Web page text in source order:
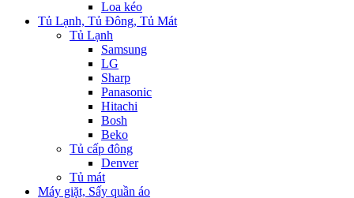
Loa kéo
Tủ Lạnh, Tủ Đông, Tủ Mát
Tủ Lạnh
Samsung
LG
Sharp
Panasonic
Hitachi
Bosh
Beko
Tủ cấp đông
Denver
Tủ mát
Máy giặt, Sấy quần áo